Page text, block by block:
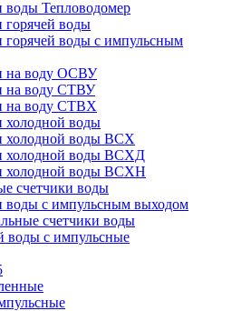
воды Тепловодомер
горячей воды
горячей воды с импульсным
на воду ОСВУ
на воду СТВУ
на воду СТВХ
холодной воды
холодной воды ВСХ
холодной воды ВСХД
холодной воды ВСХН
счетчики воды
воды с импульсным выходом
счетчики воды
воды с импульсные